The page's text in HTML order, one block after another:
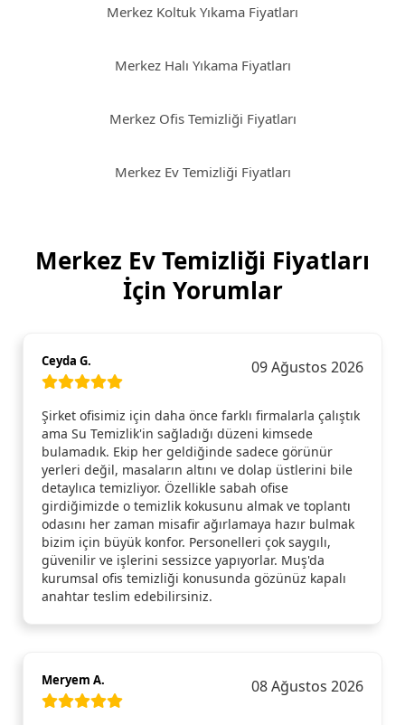
Merkez Koltuk Yıkama Fiyatları
Merkez Halı Yıkama Fiyatları
Merkez Ofis Temizliği Fiyatları
Merkez Ev Temizliği Fiyatları
Merkez Ev Temizliği Fiyatları
İçin Yorumlar
Ceyda G. 09 Ağustos 2026
Şirket ofisimiz için daha önce farklı firmalarla çalıştık
ama Su Temizlik'in sağladığı düzeni kimsede
bulamadık. Ekip her geldiğinde sadece görünür
yerleri değil, masaların altını ve dolap üstlerini bile
detaylıca temizliyor. Özellikle sabah ofise
girdiğimizde o temizlik kokusunu almak ve toplantı
odasını her zaman misafir ağırlamaya hazır bulmak
bizim için büyük konfor. Personelleri çok saygılı,
güvenilir ve işlerini sessizce yapıyorlar. Muş'da
kurumsal ofis temizliği konusunda gözünüz kapalı
anahtar teslim edebilirsiniz.
Meryem A. 08 Ağustos 2026